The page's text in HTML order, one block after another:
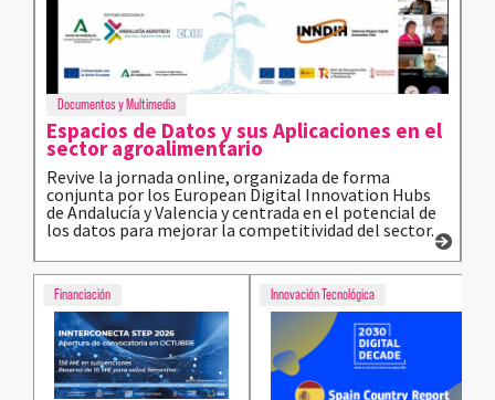
Documentos y Multimedia
Espacios de Datos y sus Aplicaciones en el
sector agroalimentario
Revive la jornada online, organizada de forma
conjunta por los European Digital Innovation Hubs
de Andalucía y Valencia y centrada en el potencial de
los datos para mejorar la competitividad del sector.
Financiación Innovación Tecnológica